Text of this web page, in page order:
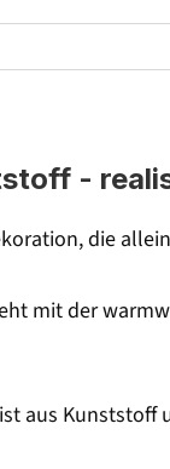
-
die
mit der
aus